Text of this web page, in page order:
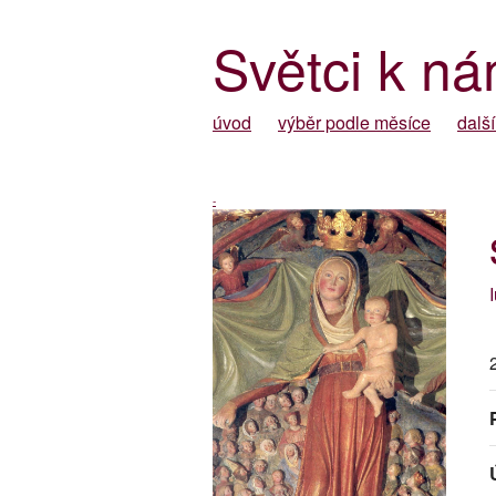
Světci k
úvod výběr podle měsíce
-